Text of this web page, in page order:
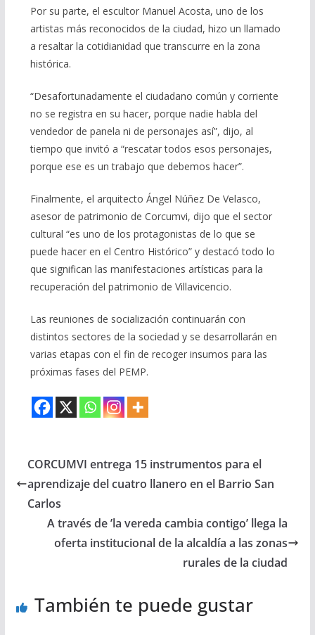
Por su parte, el escultor Manuel Acosta, uno de los
artistas más reconocidos de la ciudad, hizo un llamado
a resaltar la cotidianidad que transcurre en la zona
histórica.
“Desafortunadamente el ciudadano común y corriente
no se registra en su hacer, porque nadie habla del
vendedor de panela ni de personajes así”, dijo, al
tiempo que invitó a “rescatar todos esos personajes,
porque ese es un trabajo que debemos hacer”.
Finalmente, el arquitecto Ángel Núñez De Velasco,
asesor de patrimonio de Corcumvi, dijo que el sector
cultural “es uno de los protagonistas de lo que se
puede hacer en el Centro Histórico” y destacó todo lo
que significan las manifestaciones artísticas para la
recuperación del patrimonio de Villavicencio.
Las reuniones de socialización continuarán con
distintos sectores de la sociedad y se desarrollarán en
varias etapas con el fin de recoger insumos para las
próximas fases del PEMP.
CORCUMVI entrega 15 instrumentos para el
aprendizaje del cuatro llanero en el Barrio San
Carlos
A través de ’la vereda cambia contigo’ llega la
oferta institucional de la alcaldía a las zonas
rurales de la ciudad
También te puede gustar